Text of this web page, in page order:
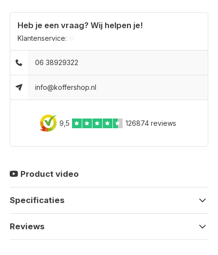
Heb je een vraag? Wij helpen je!
Klantenservice:
06 38929322
info@koffershop.nl
9,5 126874 reviews
Product video
Specificaties
Reviews